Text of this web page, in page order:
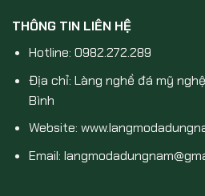
THÔNG TIN LIÊN HỆ
Hotline: 0982.272.289
Địa chỉ: Làng nghề đá mỹ
Bình
Website:
Email: